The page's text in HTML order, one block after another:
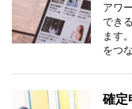
アワ
でき
ます
をつ
確定